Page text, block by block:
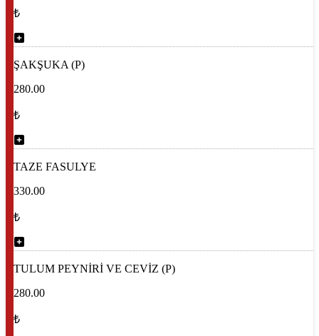
₺
ŞAKŞUKA (P)
280.00
₺
TAZE FASULYE
330.00
₺
TULUM PEYNİRİ VE CEVİZ (P)
280.00
₺